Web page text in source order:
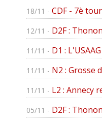
18/11 - CDF - 7è
12/11 - D2F :
11/11 - D1 :
11/11 - N2 : Grosse
11/11 - L2 : Annecy
05/11 - D2F :